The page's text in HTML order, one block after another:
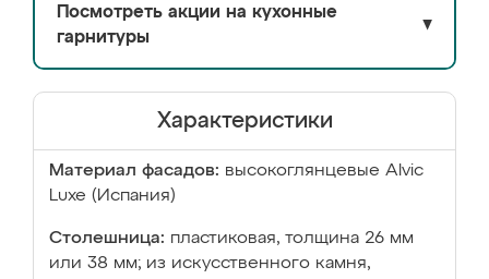
Посмотреть акции на кухонные
гарнитуры
▼
Характеристики
Материал фасадов: высокоглянцевые Аlvic
Luxe (Испания)
Столешница: пластиковая, толщина 26 мм
или 38 мм; из искусственного камня,